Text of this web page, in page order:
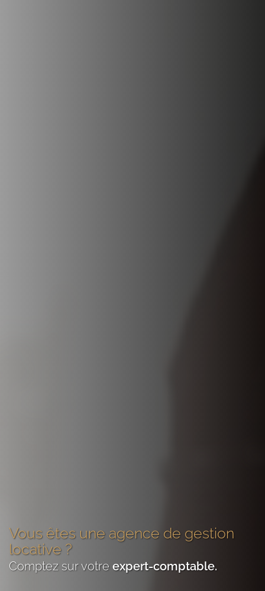
Vous êtes une agence de gestion
locative ?
Comptez sur votre expert-comptable.